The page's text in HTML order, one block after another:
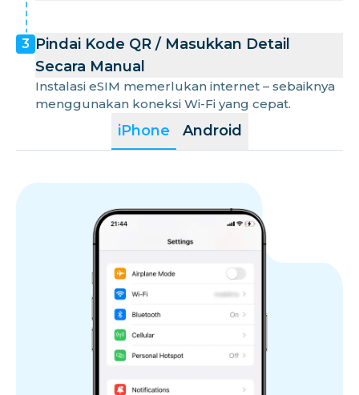
iPhone Android
3 Pindai Kode QR / Masukkan Detail
Secara Manual
Instalasi eSIM memerlukan internet – sebaiknya
menggunakan koneksi Wi-Fi yang cepat.